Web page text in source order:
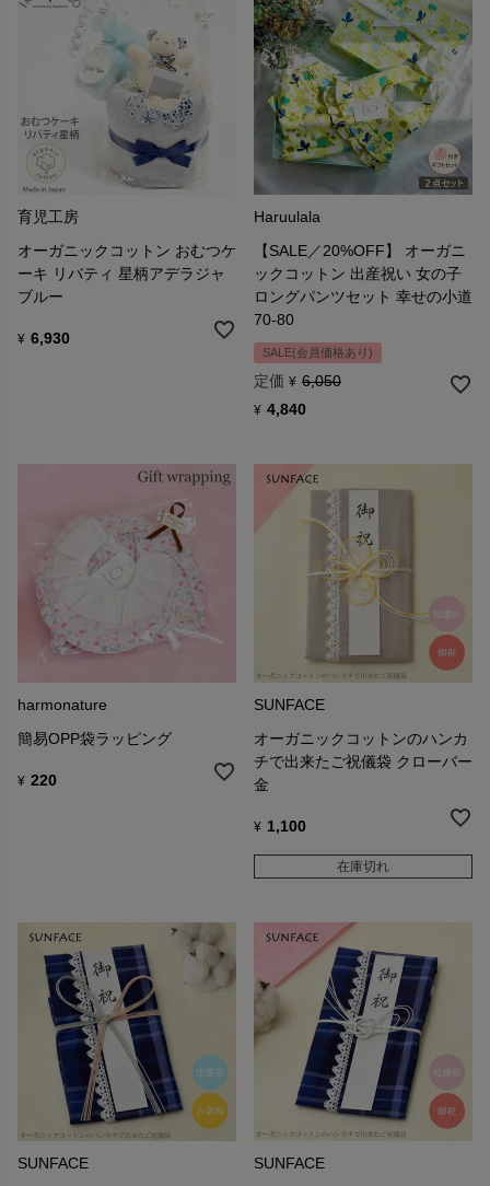
育児工房
オーガニックコットン おむつケ
ーキ リバティ 星柄アデラジャ
ブルー
¥ 6,930
Haruulala
【SALE／20%OFF】 オーガニ
ックコットン 出産祝い 女の子
ロングパンツセット 幸せの小道
70-80
SALE(会員価格あり)
定価 ¥ 6,050
¥ 4,840
harmonature
簡易OPP袋ラッピング
¥ 220
SUNFACE
オーガニックコットンのハンカ
チで出来たご祝儀袋 クローバー
金
¥ 1,100
在庫切れ
SUNFACE
SUNFACE